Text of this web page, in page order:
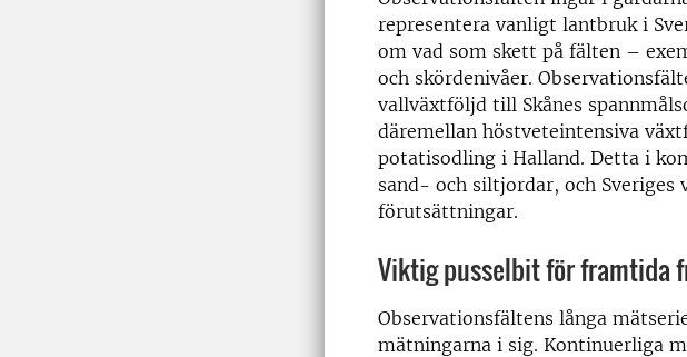
representera vanligt lantbruk i
om vad som skett på fälten –
och skördenivåer.
vallväxtföljd till Skånes
däremellan höstveteintensiva
potatisodling i Halland. Detta i
sand- och siltjordar, och Sveriges
förutsättningar.
Viktig pusselbit för framtida
Observationsfältens långa
mätningarna i sig. Kontinuerliga